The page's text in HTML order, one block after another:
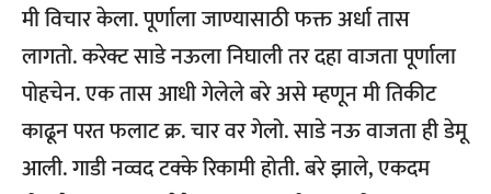
मी विचार केला. पूर्णाला जाण्यासाठी फक्त अर्धा तास
लागतो. करेक्ट साडे नऊला निघाली तर दहा वाजता पूर्णाला
पोहचेन. एक तास आधी गेलेले बरे असे म्हणून मी तिकीट
काढून परत फलाट क्र. चार वर गेलो. साडे नऊ वाजता ही डेमू
आली. गाडी नव्वद टक्के रिकामी होती. बरे झाले, एकदम